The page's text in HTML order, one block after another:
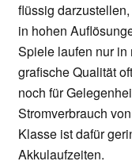
flüssig
in hohen
Spiele laufen nur
grafische Qualität
noch für
Stromverbrauch
Klasse ist dafür
Akkulaufzeiten.